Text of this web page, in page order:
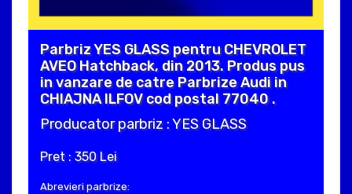
Parbriz YES GLASS pentru CHEVROLET
AVEO Hatchback, din 2013. Produs pus
in vanzare de catre Parbrize Audi in
CHIAJNA ILFOV cod postal 77040 .
Producator parbriz : YES GLASS
Pret : 350 Lei
Abrevieri parbrize: